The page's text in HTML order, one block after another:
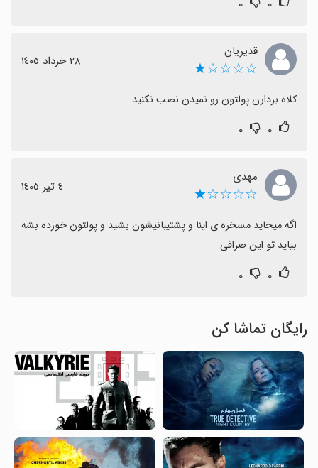
۰ ۰
قدیریان
☆☆☆☆★ ٢٨ خرداد ١٤٠٥
کلاه بردارن پولتون رو نمیدن نصب نکنید
۰ ۰
مهدی
☆☆☆☆★ ٤ تیر ١٤٠٥
بیاید تو این صرافی
۰ ۰
رایگان تماشا کن